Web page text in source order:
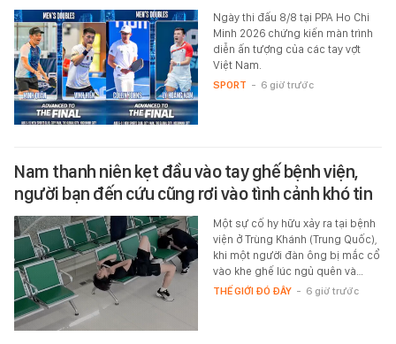
Ngày thi đấu 8/8 tại PPA Ho Chi
Minh 2026 chứng kiến màn trình
diễn ấn tượng của các tay vợt
Việt Nam.
SPORT - 6 giờ trước
Nam thanh niên kẹt đầu vào tay ghế bệnh viện,
người bạn đến cứu cũng rơi vào tình cảnh khó tin
Một sự cố hy hữu xảy ra tại bệnh
viện ở Trùng Khánh (Trung Quốc),
khi một người đàn ông bị mắc cổ
vào khe ghế lúc ngủ quên và…
THẾ GIỚI ĐÓ ĐÂY - 6 giờ trước